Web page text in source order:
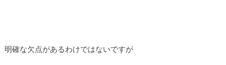
明確な欠点があるわけではないですが